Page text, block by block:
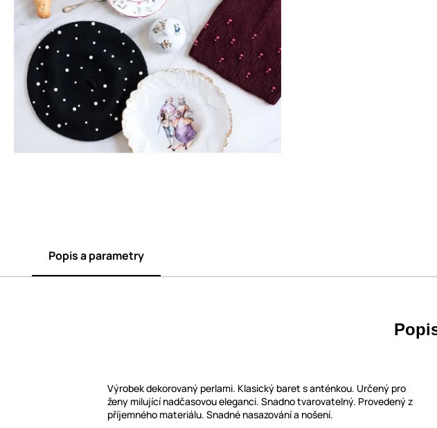
Popis a parametry
Výrobek dekorovaný perlami. Klasický baret s anténkou. Určený pro
ženy milující nadčasovou eleganci. Snadno tvarovatelný. Provedený z
příjemného materiálu. Snadné nasazování a nošení.